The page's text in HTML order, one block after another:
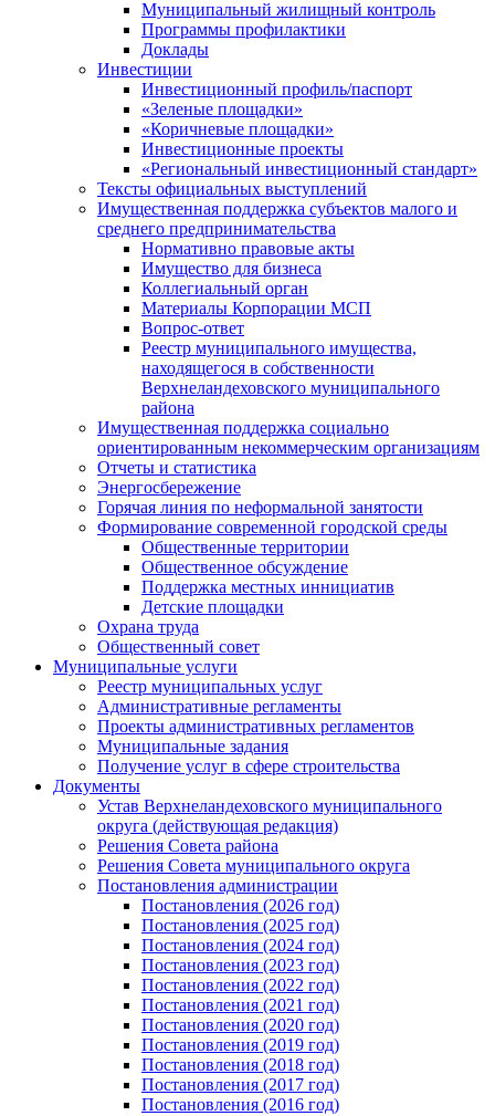
Муниципальный жилищный контроль
Программы профилактики
Доклады
Инвестиции
Инвестиционный профиль/паспорт
«Зеленые площадки»
«Коричневые площадки»
Инвестиционные проекты
«Региональный инвестиционный стандарт»
Тексты официальных выступлений
Имущественная поддержка субъектов малого и
среднего предпринимательства
Нормативно правовые акты
Имущество для бизнеса
Коллегиальный орган
Материалы Корпорации МСП
Вопрос-ответ
Реестр муниципального имущества,
находящегося в собственности
Верхнеландеховского муниципального
района
Имущественная поддержка социально
ориентированным некоммерческим организациям
Отчеты и статистика
Энергосбережение
Горячая линия по неформальной занятости
Формирование современной городской среды
Общественные территории
Общественное обсуждение
Поддержка местных иннициатив
Детские площадки
Охрана труда
Общественный совет
Муниципальные услуги
Реестр муниципальных услуг
Административные регламенты
Проекты административных регламентов
Муниципальные задания
Получение услуг в сфере строительства
Документы
Устав Верхнеландеховского муниципального
округа (действующая редакция)
Решения Совета района
Решения Совета муниципального округа
Постановления администрации
Постановления (2026 год)
Постановления (2025 год)
Постановления (2024 год)
Постановления (2023 год)
Постановления (2022 год)
Постановления (2021 год)
Постановления (2020 год)
Постановления (2019 год)
Постановления (2018 год)
Постановления (2017 год)
Постановления (2016 год)